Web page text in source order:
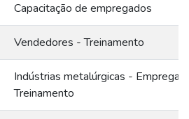
Capacitação de empregados
Vendedores - Treinamento
Indústrias metalúrgicas -
Treinamento